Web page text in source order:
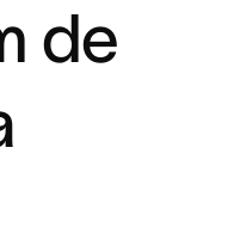
de